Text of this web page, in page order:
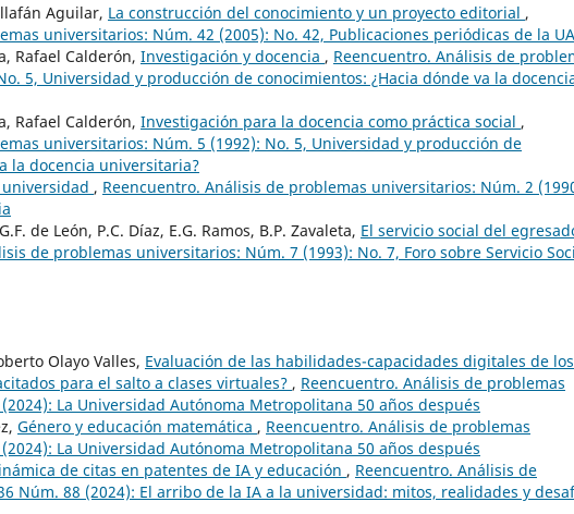
Aguilar, La construcción del conocimiento y un proyecto editorial ,
universitarios: Núm. 42 (2005): No. 42, Publicaciones periódicas de la
Rafael Calderón, Investigación y docencia , Reencuentro. Análisis de
5, Universidad y producción de conocimientos: ¿Hacia dónde va la
Rafael Calderón, Investigación para la docencia como práctica social ,
universitarios: Núm. 5 (1992): No. 5, Universidad y producción de
la docencia universitaria?
, Reencuentro. Análisis de problemas universitarios: Núm. 2
de León, P.C. Díaz, E.G. Ramos, B.P. Zavaleta, El servicio social del
de problemas universitarios: Núm. 7 (1993): No. 7, Foro sobre Servicio
Olayo Valles, Evaluación de las habilidades-capacidades digitales de los
para el salto a clases virtuales? , Reencuentro. Análisis de problemas
La Universidad Autónoma Metropolitana 50 años después
Género y educación matemática , Reencuentro. Análisis de problemas
La Universidad Autónoma Metropolitana 50 años después
de citas en patentes de IA y educación , Reencuentro. Análisis de
Núm. 88 (2024): El arribo de la IA a la universidad: mitos, realidades y